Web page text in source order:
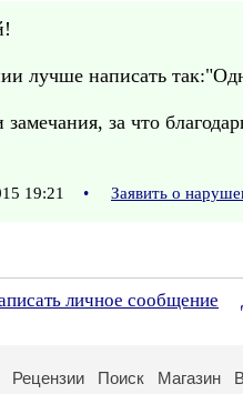
лучше написать
за что
19:21 • Заявить о
личное сообщение
Рецензии Поиск Магазин